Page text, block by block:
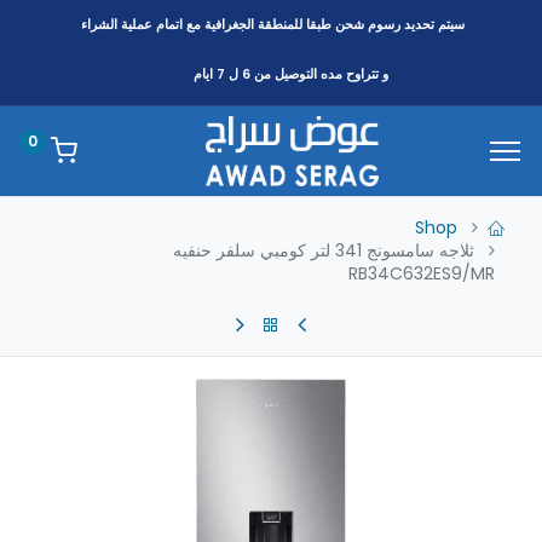
سيتم تحديد رسوم شحن طبقا للمنطقةالجغرافية مع اتمام عملية الشراء
و تتراوح مده التوصيل من 6 ل 7 ايام
0
Shop
ثلاجه سامسونج 341 لتر كومبي سلفر حنفيه
RB34C632ES9/MR